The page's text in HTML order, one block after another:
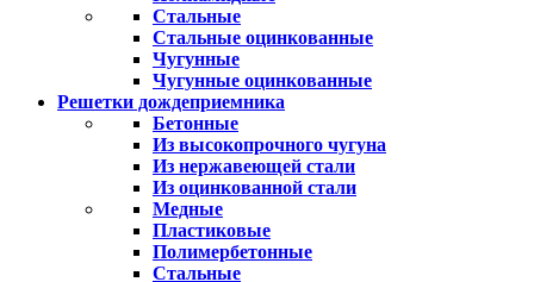
Стальные
Стальные оцинкованные
Чугунные
Чугунные оцинкованные
Решетки дождеприемника
Бетонные
Из высокопрочного чугуна
Из нержавеющей стали
Из оцинкованной стали
Медные
Пластиковые
Полимербетонные
Стальные